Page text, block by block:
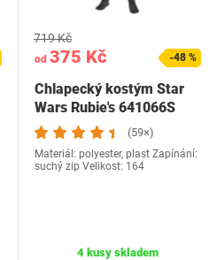
od 375 Kč
719 Kč
-48 %
Chlapecký kostým Star
Wars Rubie's 641066S
(59×)
Materiál: polyester, plast Zapínání:
suchý zip Velikost: 164
4 kusy skladem